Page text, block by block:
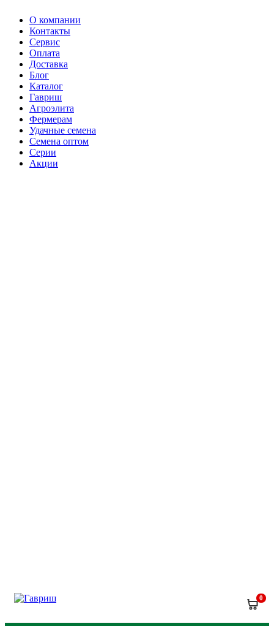
О компании
Контакты
Сервис
Оплата
Доставка
Блог
Каталог
Гавриш
Агроэлита
Фермерам
Удачные семена
Семена оптом
Серии
Акции
0